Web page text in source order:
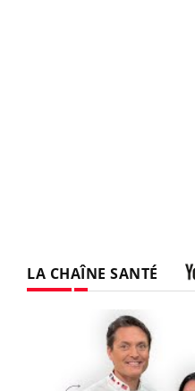
LA CHAÎNE SANTÉ